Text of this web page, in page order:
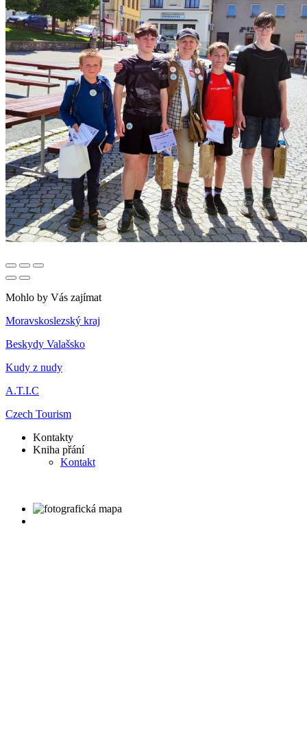
Mohlo by Vás zajímat
Moravskoslezský kraj
Beskydy Valašsko
Kudy z nudy
A.T.I.C
Czech Tourism
Kontakty
Kniha přání
Kontakt